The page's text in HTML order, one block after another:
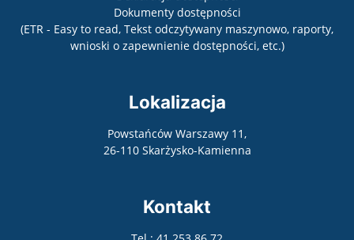
Dokumenty dostępności
(ETR - Easy to read, Tekst odczytywany maszynowo, raporty,
wnioski o zapewnienie dostępności, etc.)
Lokalizacja
Powstańców Warszawy 11,
26-110 Skarżysko-Kamienna
Kontakt